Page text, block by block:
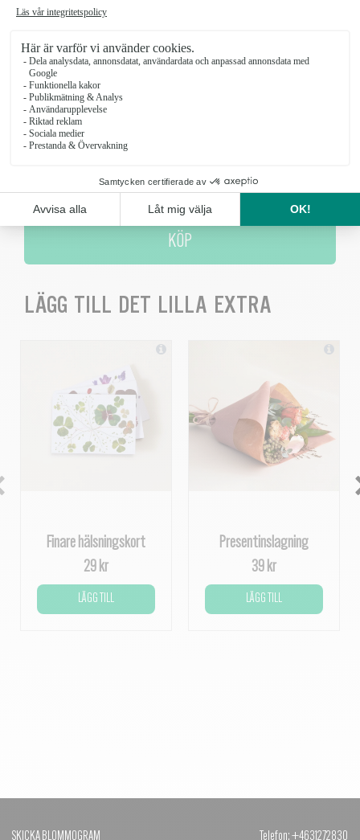
Rosdröm, stor
Antal
KÖP
LÄGG TILL DET LILLA EXTRA
Finare hälsningskort
29 kr
LÄGG TILL
Presentinslagning
39 kr
LÄGG TILL
SKICKA BLOMMOGRAM Telefon: +4631272830